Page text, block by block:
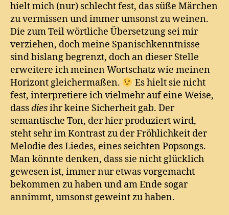
hielt mich (nur) schlecht fest, das süße Märchen
zu vermissen und immer umsonst zu weinen.
Die zum Teil wörtliche Übersetzung sei mir
verziehen, doch meine Spanischkenntnisse
sind bislang begrenzt, doch an dieser Stelle
erweitere ich meinen Wortschatz wie meinen
Horizont gleichermaßen.
Es hielt sie nicht
fest, interpretiere ich vielmehr auf eine Weise,
dassdiesihr keine Sicherheit gab. Der
semantische Ton, der hier produziert wird,
steht sehr im Kontrast zu der Fröhlichkeit der
Melodie des Liedes, eines seichten Popsongs.
Man könnte denken, dass sie nicht glücklich
gewesen ist, immer nur etwas vorgemacht
bekommen zu haben und am Ende sogar
annimmt, umsonst geweint zu haben.